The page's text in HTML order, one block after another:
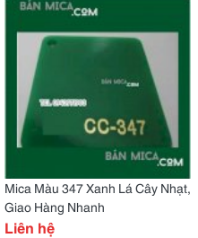
Mica Màu 347 Xanh Lá Cây Nhạt,
Giao Hàng Nhanh
Liên hệ